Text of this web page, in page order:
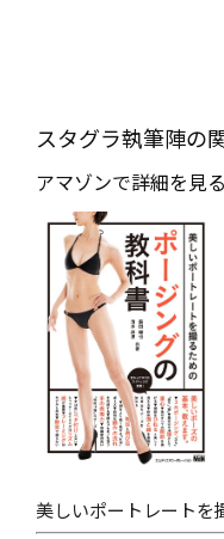
スタグラ執筆陣の
アマゾンで詳細を見る
美しいポートレートを